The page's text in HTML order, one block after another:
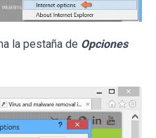
la pestaña de Opciones